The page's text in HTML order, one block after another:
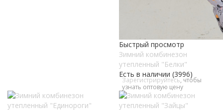
Быстрый просмотр
Зимний комбинезон
утепленный "Белки"
Есть в наличии (3996)
Зарегистрируйтесь, чтобы
узнать оптовую цену